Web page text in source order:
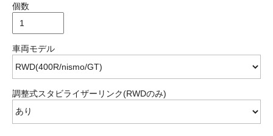
個数
車両モデル
調整式スタビライザーリンク(RWDのみ)